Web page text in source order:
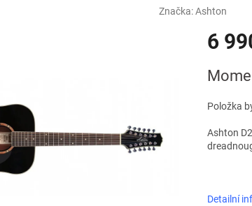
Značka:Ashton
6
cena:
Položka
Ashton
Detailní